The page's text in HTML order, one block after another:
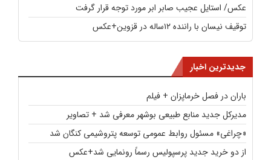
عکس/ استایل عجیب صابر ابر مورد توجه قرار گرفت
توقیف نیسان با راننده ۱۲ساله در قزوین+عکس
جدیدترین اخبار
باران در فصل خرماپزان + فیلم
مدیرکل جدید منابع طبیعی بوشهر معرفی شد + تصاویر
«چراغی» مسئول روابط عمومی توسعه پتروشیمی کنگان شد
از دو خرید جدید پرسپولیس رسماً رونمایی شد+عکس